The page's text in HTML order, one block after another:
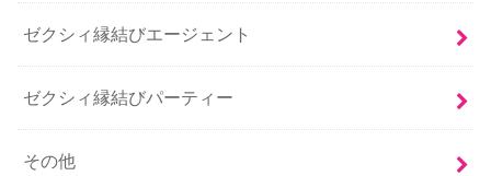
ゼクシィ縁結びエージェント
ゼクシィ縁結びパーティー
その他